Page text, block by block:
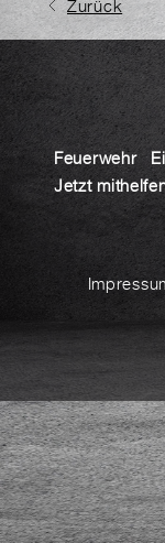
Zurück
Feuerwehr
Jetzt